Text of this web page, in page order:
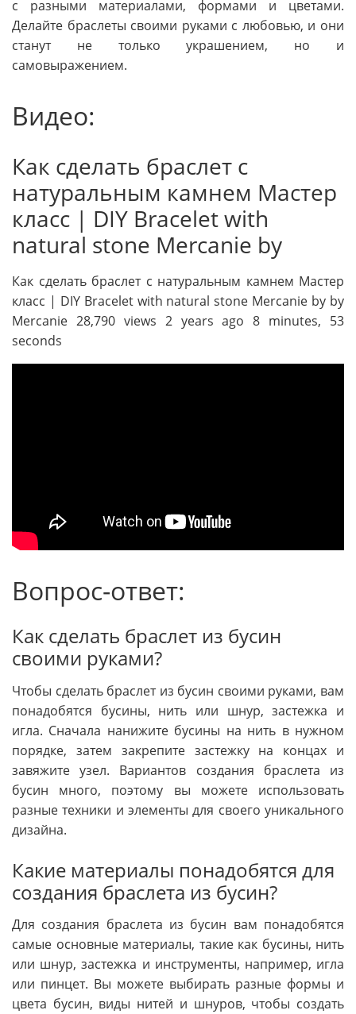
с разными материалами, формами и цветами.
Делайте браслеты своими руками с любовью, и они
станут не только украшением, но и
самовыражением.
Видео:
Как сделать браслет с
натуральным камнем Мастер
класс | DIY Bracelet with
natural stone Mercanie by
Как сделать браслет с натуральным камнем Мастер
класс | DIY Bracelet with natural stone Mercanie by by
Mercanie 28,790 views 2 years ago 8 minutes, 53
seconds
Вопрос-ответ:
Как сделать браслет из бусин
своими руками?
Чтобы сделать браслет из бусин своими руками, вам
понадобятся бусины, нить или шнур, застежка и
игла. Сначала нанижите бусины на нить в нужном
порядке, затем закрепите застежку на концах и
завяжите узел. Вариантов создания браслета из
бусин много, поэтому вы можете использовать
разные техники и элементы для своего уникального
дизайна.
Какие материалы понадобятся для
создания браслета из бусин?
Для создания браслета из бусин вам понадобятся
самые основные материалы, такие как бусины, нить
или шнур, застежка и инструменты, например, игла
или пинцет. Вы можете выбирать разные формы и
цвета бусин, виды нитей и шнуров, чтобы создать